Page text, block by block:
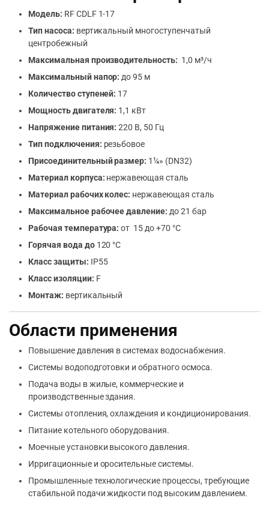
Модель: RF CDLF 1-17
Тип насоса: вертикальный многоступенчатый
центробежный
Максимальная производительность: 1,0 м³/ч
Максимальный напор: до 95 м
Количество ступеней: 17
Мощность двигателя: 1,1 кВт
Напряжение питания: 220 В, 50 Гц
Тип подключения: резьбовое
Присоединительный размер: 1¼» (DN32)
Материал корпуса: нержавеющая сталь
Материал рабочих колес: нержавеющая сталь
Максимальное рабочее давление: до 21 бар
Рабочая температура: от 15 до +70 °C
Горячая вода до120 °C
Класс защиты: IP55
Класс изоляции: F
Монтаж: вертикальный
Области применения
Повышение давления в системах водоснабжения.
Системы водоподготовки и обратного осмоса.
Подача воды в жилые, коммерческие и
производственные здания.
Системы отопления, охлаждения и кондиционирования.
Питание котельного оборудования.
Моечные установки высокого давления.
Ирригационные и оросительные системы.
Промышленные технологические процессы, требующие
стабильной подачи жидкости под высоким давлением.